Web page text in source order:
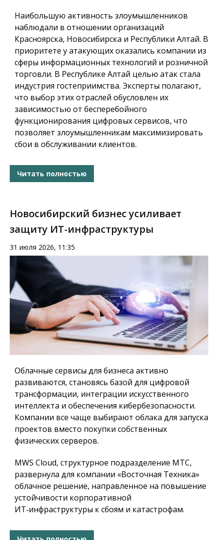
Наибольшую активность злоумышленников
наблюдали в отношении организаций
Красноярска, Новосибирска и Республики Алтай. В
приоритете у атакующих оказались компании из
сферы информационных технологий и розничной
торговли. В Республике Алтай целью атак стала
индустрия гостеприимства. Эксперты полагают,
что выбор этих отраслей обусловлен их
зависимостью от бесперебойного
функционирования цифровых сервисов, что
позволяет злоумышленникам максимизировать
сбои в обслуживании клиентов.
Читать полностью
Новосибирский бизнес усиливает
защиту ИТ-инфраструктуры
31 июля 2026, 11:35
Облачные сервисы для бизнеса активно
развиваются, становясь базой для цифровой
трансформации, интеграции искусственного
интеллекта и обеспечения кибербезопасности.
Компании все чаще выбирают облака для запуска
проектов вместо покупки собственных
физических серверов.
MWS Cloud, структурное подразделение МТС,
развернула для компании «Восточная Техника»
облачное решение, направленное на повышение
устойчивости корпоративной
ИТ‑инфраструктуры к сбоям и катастрофам.